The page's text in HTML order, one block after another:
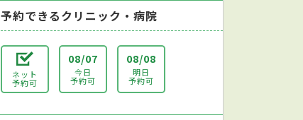
予約できるクリニック・病院
ネット
予約可
08/07
今日
予約可
08/08
明日
予約可